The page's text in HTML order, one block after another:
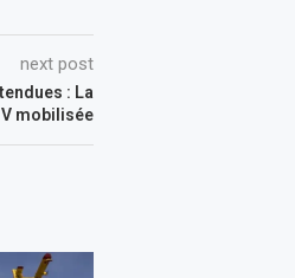
next post
: La
mobilisée